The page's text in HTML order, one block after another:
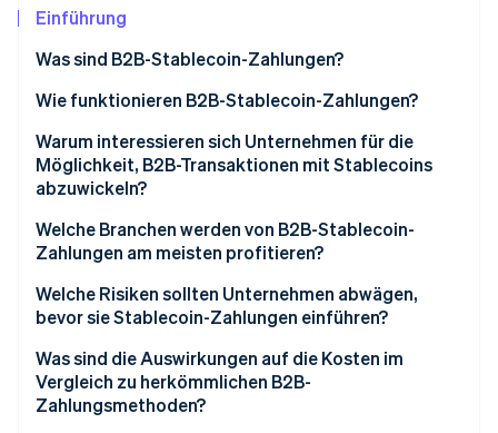
Start-up-Gründung
Climate
Identity
Online-Identitätsprüfung
Stripe-Sessions 2026
Erfahren Sie, wie Stripe Lösungen für die
Partner
Einführung
Was sind B2B-Stablecoin-Zahlungen?
Wie funktionieren B2B-Stablecoin-Zahlungen?
Warum interessieren sich Unternehmen für die
Möglichkeit, B2B-Transaktionen mit Stablecoins
abzuwickeln?
Welche Branchen werden von B2B-Stablecoin-
Zahlungen am meisten profitieren?
Welche Risiken sollten Unternehmen abwägen,
bevor sie Stablecoin-Zahlungen einführen?
Was sind die Auswirkungen auf die Kosten im
Vergleich zu herkömmlichen B2B-
Zahlungsmethoden?